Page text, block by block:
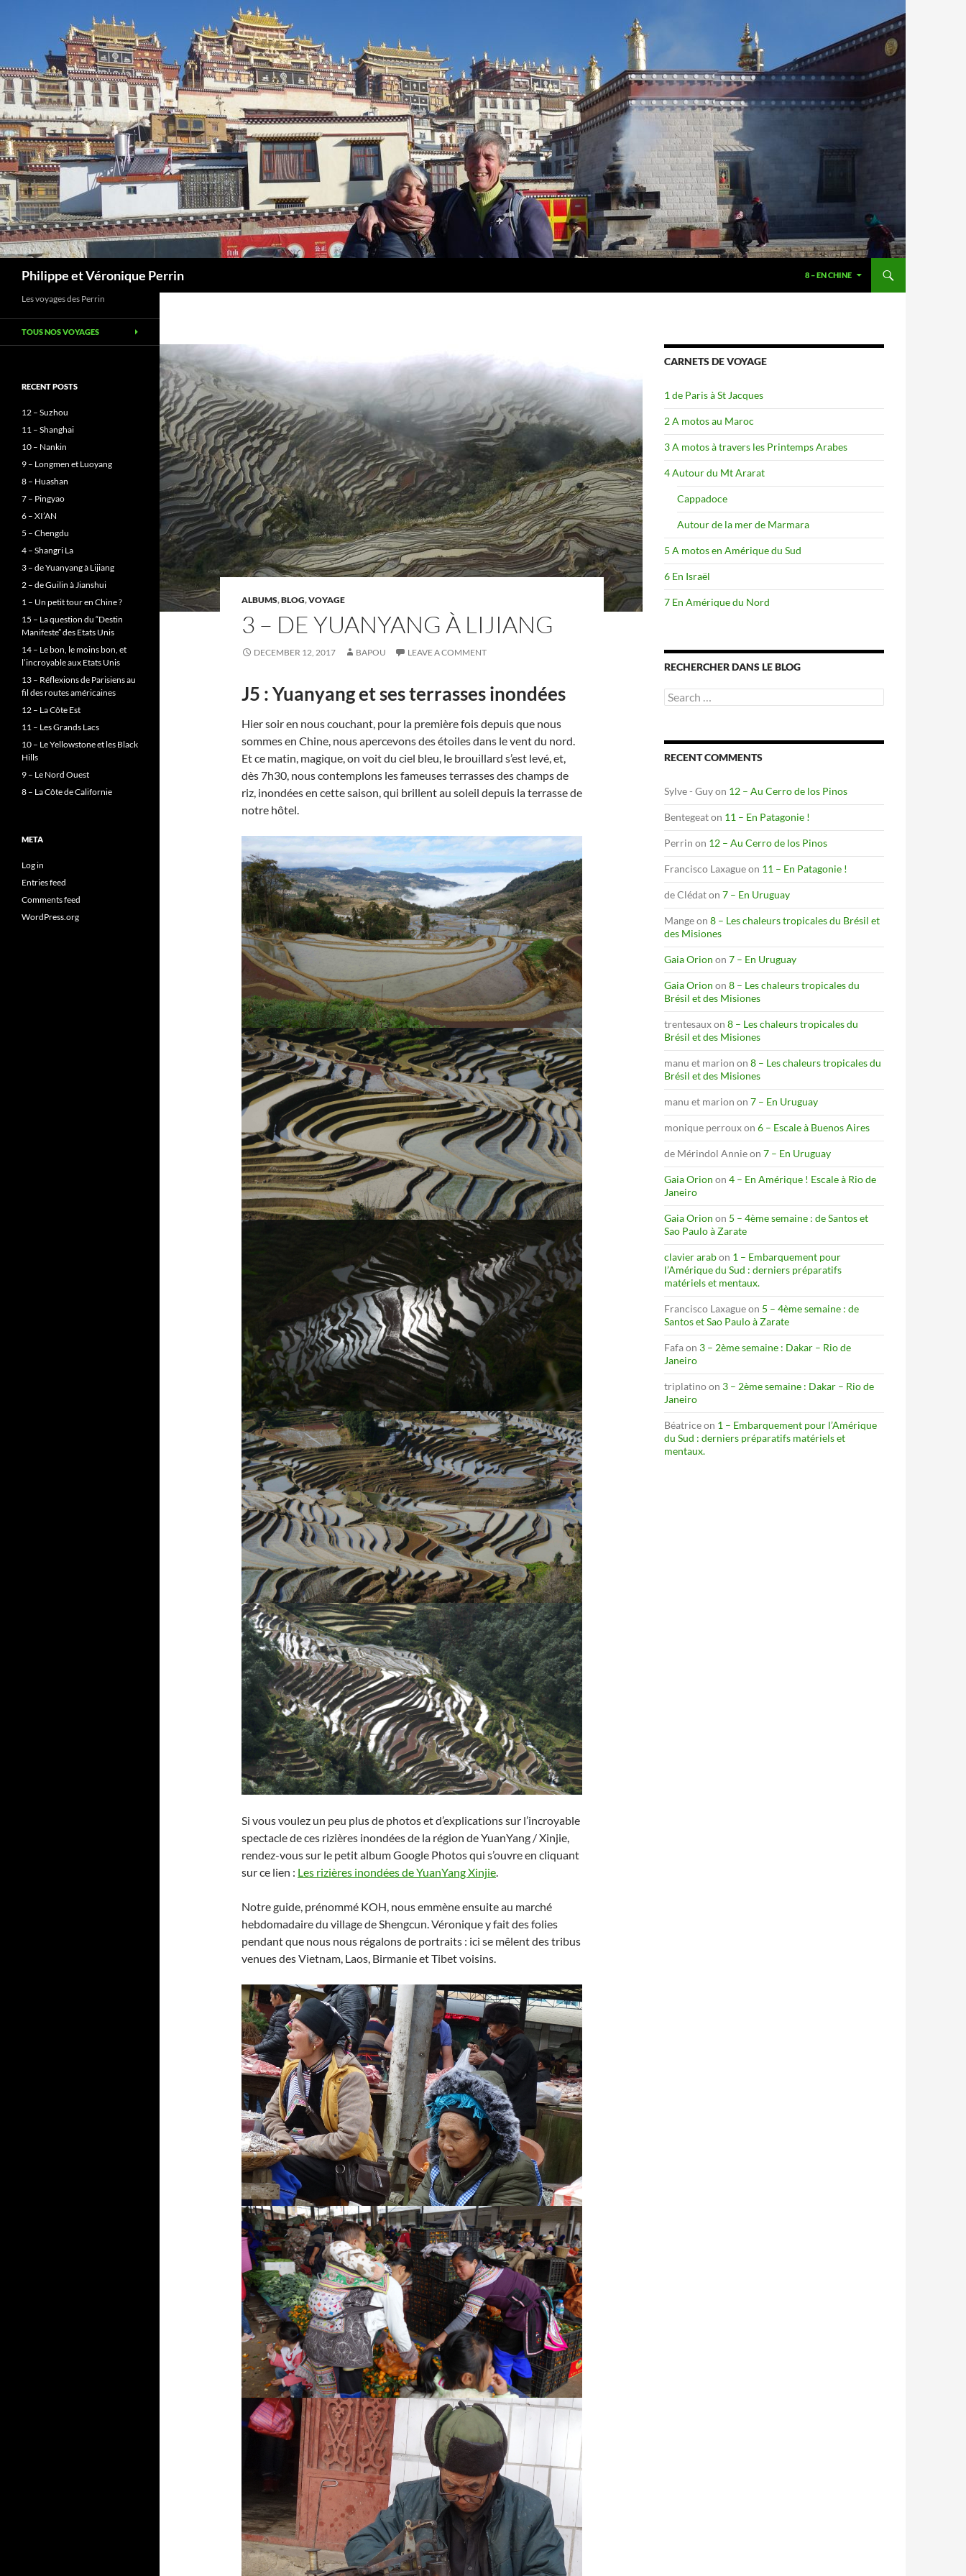
Philippe et Véronique Perrin 8 – EN CHINE
ALBUMS,BLOG,VOYAGE
3 – DE YUANYANG À LIJIANG
DECEMBER 12, 2017 BAPOU LEAVE A COMMENT
J5 : Yuanyang et ses terrasses inondées
Hier soir en nous couchant, pour la première fois depuis que nous
sommes en Chine, nous apercevons des étoiles dans le vent du nord.
Et ce matin, magique, on voit du ciel bleu, le brouillard s’est levé, et,
dès 7h30, nous contemplons les fameuses terrasses des champs de
riz, inondées en cette saison, qui brillent au soleil depuis la terrasse de
notre hôtel.
Si vous voulez un peu plus de photos et d’explications sur l’incroyable
spectacle de ces rizières inondées de la région de YuanYang / Xinjie,
rendez-vous sur le petit album Google Photos qui s’ouvre en cliquant
sur ce lien : Les rizières inondées de YuanYang Xinjie.
Notre guide, prénommé KOH, nous emmène ensuite au marché
hebdomadaire du village de Shengcun. Véronique y fait des folies
pendant que nous nous régalons de portraits : ici se mêlent des tribus
venues des Vietnam, Laos, Birmanie et Tibet voisins.
CARNETS DE VOYAGE
1 de Paris à St Jacques
2 A motos au Maroc
3 A motos à travers les Printemps Arabes
4 Autour du Mt Ararat
Cappadoce
Autour de la mer de Marmara
5 A motos en Amérique du Sud
6 En Israël
7 En Amérique du Nord
RECHERCHER DANS LE BLOG
Search
for:
RECENT COMMENTS
Sylve - Guyon 12 – Au Cerro de los Pinos
Bentegeaton 11 – En Patagonie !
Perrin on 12 – Au Cerro de los Pinos
Francisco Laxagueon 11 – En Patagonie !
de Clédaton 7 – En Uruguay
Mangeon 8 – Les chaleurs tropicales du Brésil et
des Misiones
Gaia Orion on 7 – En Uruguay
Gaia Orion on 8 – Les chaleurs tropicales du
Brésil et des Misiones
trentesauxon 8 – Les chaleurs tropicales du
Brésil et des Misiones
manu et marion on 8 – Les chaleurs tropicales du
Brésil et des Misiones
manu et marion on 7 – En Uruguay
monique perrouxon 6 – Escale à Buenos Aires
de Mérindol Annieon 7 – En Uruguay
Gaia Orion on 4 – En Amérique ! Escale à Rio de
Janeiro
Gaia Orion on 5 – 4ème semaine : de Santos et
Sao Paulo à Zarate
clavier arabon 1 – Embarquement pour
l’Amérique du Sud : derniers préparatifs
matériels et mentaux.
Francisco Laxagueon 5 – 4ème semaine : de
Santos et Sao Paulo à Zarate
Fafaon 3 – 2ème semaine : Dakar – Rio de
Janeiro
triplatinoon 3 – 2ème semaine : Dakar – Rio de
Janeiro
Béatriceon 1 – Embarquement pour l’Amérique
du Sud : derniers préparatifs matériels et
mentaux.
Les voyages des Perrin
TOUS NOS VOYAGES
RECENT POSTS
12 – Suzhou
11 – Shanghai
10 – Nankin
9 – Longmen et Luoyang
8 – Huashan
7 – Pingyao
6 – XI’AN
5 – Chengdu
4 – Shangri La
3 – de Yuanyang à Lijiang
2 – de Guilin à Jianshui
1 – Un petit tour en Chine ?
15 – La question du “Destin
Manifeste” des Etats Unis
14 – Le bon, le moins bon, et
l’incroyable aux Etats Unis
13 – Réflexions de Parisiens au
fil des routes américaines
12 – La Côte Est
11 – Les Grands Lacs
10 – Le Yellowstone et les Black
Hills
9 – Le Nord Ouest
8 – La Côte de Californie
META
Log in
Entries feed
Comments feed
WordPress.org